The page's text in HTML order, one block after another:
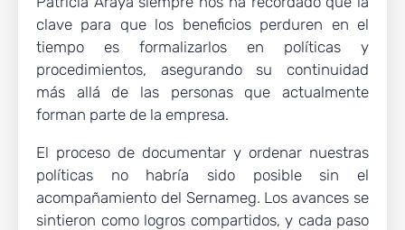
clave para que los beneficios perduren en el
tiempo es formalizarlos en políticas y
procedimientos, asegurando su continuidad
más allá de las personas que actualmente
forman parte de la empresa.
El proceso de documentar y ordenar nuestras
políticas no habría sido posible sin el
acompañamiento del Sernameg. Los avances se
sintieron como logros compartidos, y cada paso